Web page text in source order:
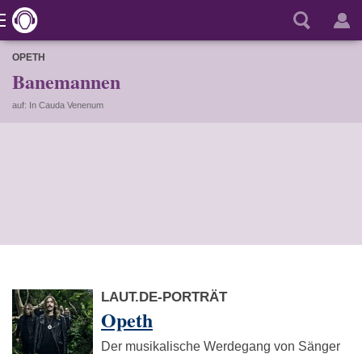
OPETH
Banemannen
auf: In Cauda Venenum
LAUT.DE-PORTRÄT
Opeth
Der musikalische Werdegang von Sänger